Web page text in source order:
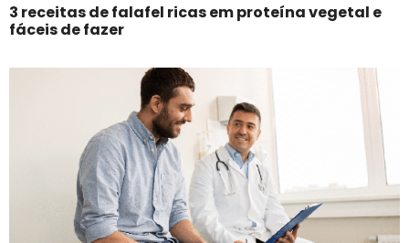
3 receitas de falafel ricas em proteína vegetal e
fáceis de fazer